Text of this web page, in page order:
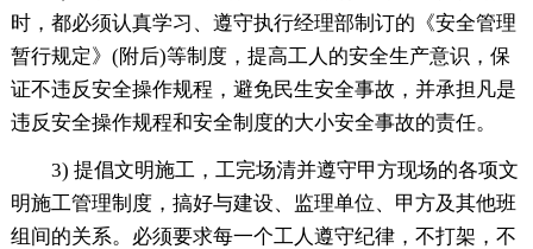
时，都必须认真学习、遵守执行经理部制订的《安全管理
暂行规定》(附后)等制度，提高工人的安全生产意识，保
证不违反安全操作规程，避免民生安全事故，并承担凡是
违反安全操作规程和安全制度的大小安全事故的责任。
3) 提倡文明施工，工完场清并遵守甲方现场的各项文
明施工管理制度，搞好与建设、监理单位、甲方及其他班
组间的关系。必须要求每一个工人遵守纪律，不打架，不